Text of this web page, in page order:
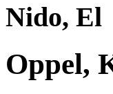
Nido, El
Oppel,